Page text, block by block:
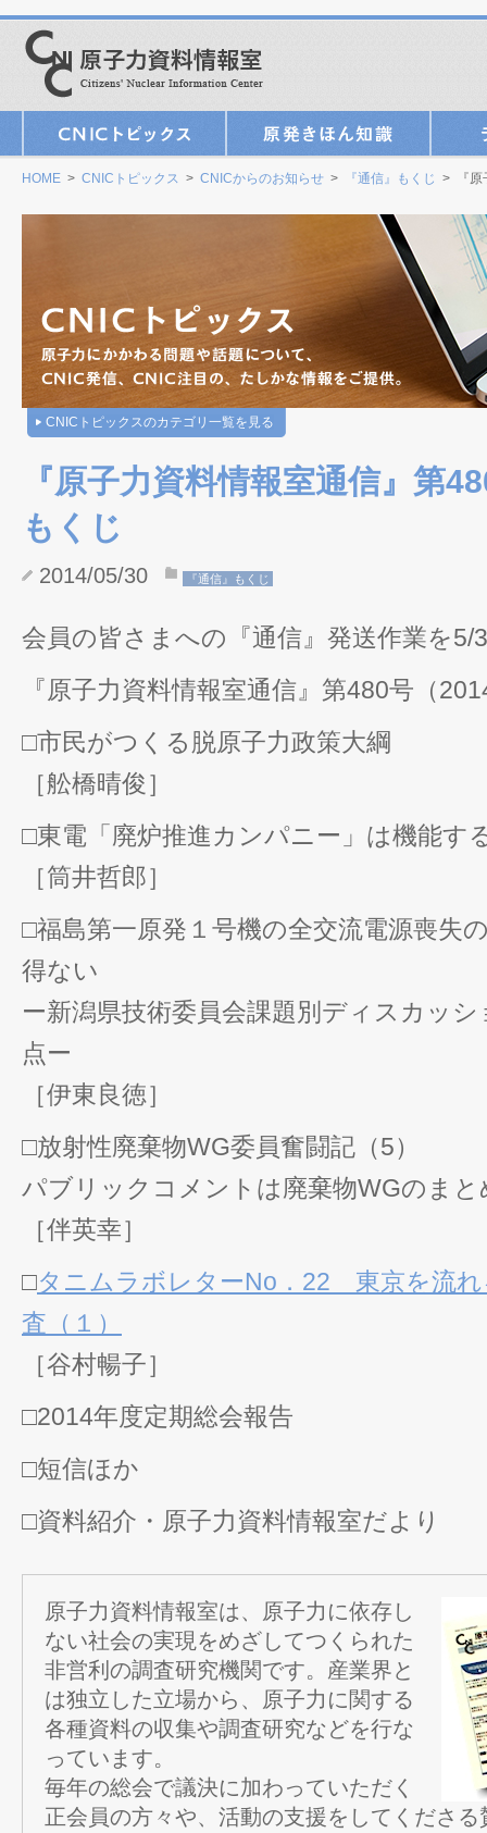
HOME > CNICトピックス > CNICからのお知らせ > 『通信』もくじ > 『原
CNICトピックスのカテゴリ一覧を見る
『原子力資料情報室通信』第
もくじ
2014/05/30 『通信』もくじ
会員の皆さまへの『通信』発送作業を5/
『原子力資料情報室通信』第480号（
□市民がつくる脱原子力政策大綱
［舩橋晴俊］
□東電「廃炉推進カンパニー」は機能す
［筒井哲郎］
□福島第一原発１号機の全交流電源喪失
得ない
ー新潟県技術委員会課題別ディスカッ
点ー
［伊東良徳］
□放射性廃棄物WG委員奮闘記（5）
パブリックコメントは廃棄物WGのまと
［伴英幸］
□タニムラボレターNo．22 東京を流れ
査（１）
［谷村暢子］
□2014年度定期総会報告
□短信ほか
□資料紹介・原子力資料情報室だより
原子力資料情報室は、原子力に依存し
ない社会の実現をめざしてつくられた
非営利の調査研究機関です。産業界と
は独立した立場から、原子力に関する
各種資料の収集や調査研究などを行な
っています。
毎年の総会で議決に加わっていただく
正会員の方々や、活動の支援をしてくださ